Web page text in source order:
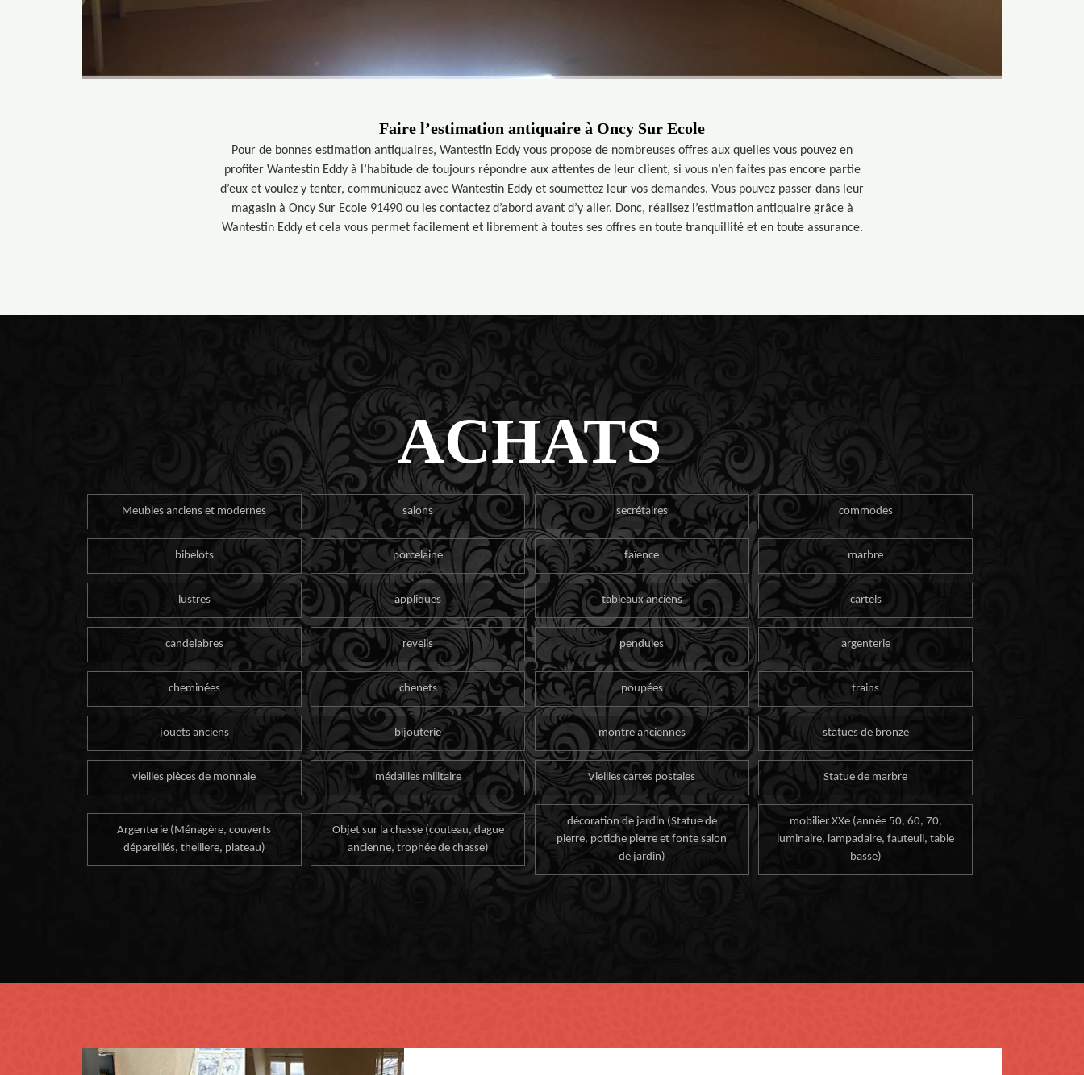
Faire l’estimation antiquaire à Oncy Sur Ecole
Pour de bonnes estimation antiquaires, Wantestin Eddy vous propose de nombreuses offres aux quelles vous pouvez en
profiter Wantestin Eddy à l’habitude de toujours répondre aux attentes de leur client, si vous n’en faites pas encore partie
d’eux et voulez y tenter, communiquez avec Wantestin Eddy et soumettez leur vos demandes. Vous pouvez passer dans leur
magasin à Oncy Sur Ecole 91490 ou les contactez d’abord avant d’y aller. Donc, réalisez l’estimation antiquaire grâce à
Wantestin Eddy et cela vous permet facilement et librement à toutes ses offres en toute tranquillité et en toute assurance.
ACHATS
Meubles anciens et modernes salons secrétaires commodes
bibelots porcelaine faïence marbre
lustres appliques tableaux anciens cartels
candelabres reveils pendules argenterie
cheminées chenets poupées trains
jouets anciens bijouterie montre anciennes statues de bronze
vieilles pièces de monnaie médailles militaire Vieilles cartes postales Statue de marbre
Argenterie (Ménagère, couverts
dépareillés, theillere, plateau)
Objet sur la chasse (couteau, dague
ancienne, trophée de chasse)
décoration de jardin (Statue de
pierre, potiche pierre et fonte salon
de jardin)
mobilier XXe (année 50, 60, 70,
luminaire, lampadaire, fauteuil, table
basse)